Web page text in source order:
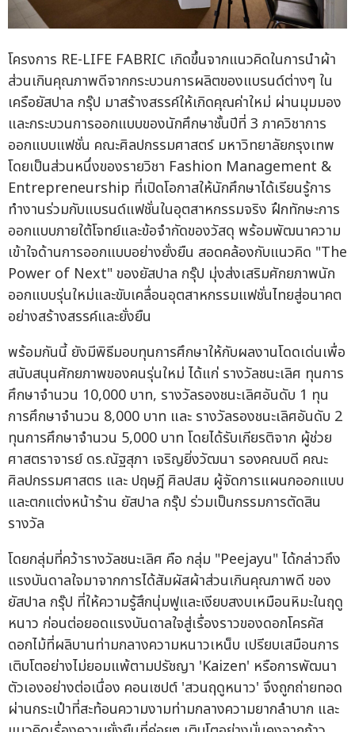
โครงการ RE-LIFE FABRIC เกิดขึ้นจากแนวคิดในการนำผ้า
ส่วนเกินคุณภาพดีจากกระบวนการผลิตของแบรนด์ต่างๆ ใน
เครือยัสปาล กรุ๊ป มาสร้างสรรค์ให้เกิดคุณค่าใหม่ ผ่านมุมมอง
และกระบวนการออกแบบของนักศึกษาชั้นปีที่ 3 ภาควิชาการ
ออกแบบแฟชั่น คณะศิลปกรรมศาสตร์ มหาวิทยาลัยกรุงเทพ
โดยเป็นส่วนหนึ่งของรายวิชา Fashion Management &
Entrepreneurship ที่เปิดโอกาสให้นักศึกษาได้เรียนรู้การ
ทำงานร่วมกับแบรนด์แฟชั่นในอุตสาหกรรมจริง ฝึกทักษะการ
ออกแบบภายใต้โจทย์และข้อจำกัดของวัสดุ พร้อมพัฒนาความ
เข้าใจด้านการออกแบบอย่างยั่งยืน สอดคล้องกับแนวคิด "The
Power of Next" ของยัสปาล กรุ๊ป มุ่งส่งเสริมศักยภาพนัก
ออกแบบรุ่นใหม่และขับเคลื่อนอุตสาหกรรมแฟชั่นไทยสู่อนาคต
อย่างสร้างสรรค์และยั่งยืน
พร้อมกันนี้ ยังมีพิธีมอบทุนการศึกษาให้กับผลงานโดดเด่นเพื่อ
สนับสนุนศักยภาพของคนรุ่นใหม่ ได้แก่ รางวัลชนะเลิศ ทุนการ
ศึกษาจำนวน 10,000 บาท, รางวัลรองชนะเลิศอันดับ 1 ทุน
การศึกษาจำนวน 8,000 บาท และ รางวัลรองชนะเลิศอันดับ 2
ทุนการศึกษาจำนวน 5,000 บาท โดยได้รับเกียรติจาก ผู้ช่วย
ศาสตราจารย์ ดร.ณัฐสุภา เจริญยิ่งวัฒนา รองคณบดี คณะ
ศิลปกรรมศาสตร และ ปฤษฎี ศิลปสม ผู้จัดการแผนกออกแบบ
และตกแต่งหน้าร้าน ยัสปาล กรุ๊ป ร่วมเป็นกรรมการตัดสิน
รางวัล
โดยกลุ่มที่คว้ารางวัลชนะเลิศ คือ กลุ่ม "Peejayu" ได้กล่าวถึง
แรงบันดาลใจมาจากการได้สัมผัสผ้าส่วนเกินคุณภาพดี ของ
ยัสปาล กรุ๊ป ที่ให้ความรู้สึกนุ่มฟูและเงียบสงบเหมือนหิมะในฤดู
หนาว ก่อนต่อยอดแรงบันดาลใจสู่เรื่องราวของดอกโครคัส
ดอกไม้ที่ผลิบานท่ามกลางความหนาวเหน็บ เปรียบเสมือนการ
เติบโตอย่างไม่ยอมแพ้ตามปรัชญา 'Kaizen' หรือการพัฒนา
ตัวเองอย่างต่อเนื่อง คอนเซปต์ 'สวนฤดูหนาว' จึงถูกถ่ายทอด
ผ่านกระเป๋าที่สะท้อนความงามท่ามกลางความยากลำบาก และ